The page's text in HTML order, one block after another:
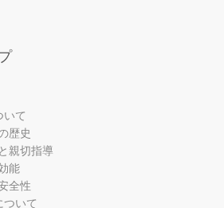
いて
歴史
親切指導
能
全性
ついて